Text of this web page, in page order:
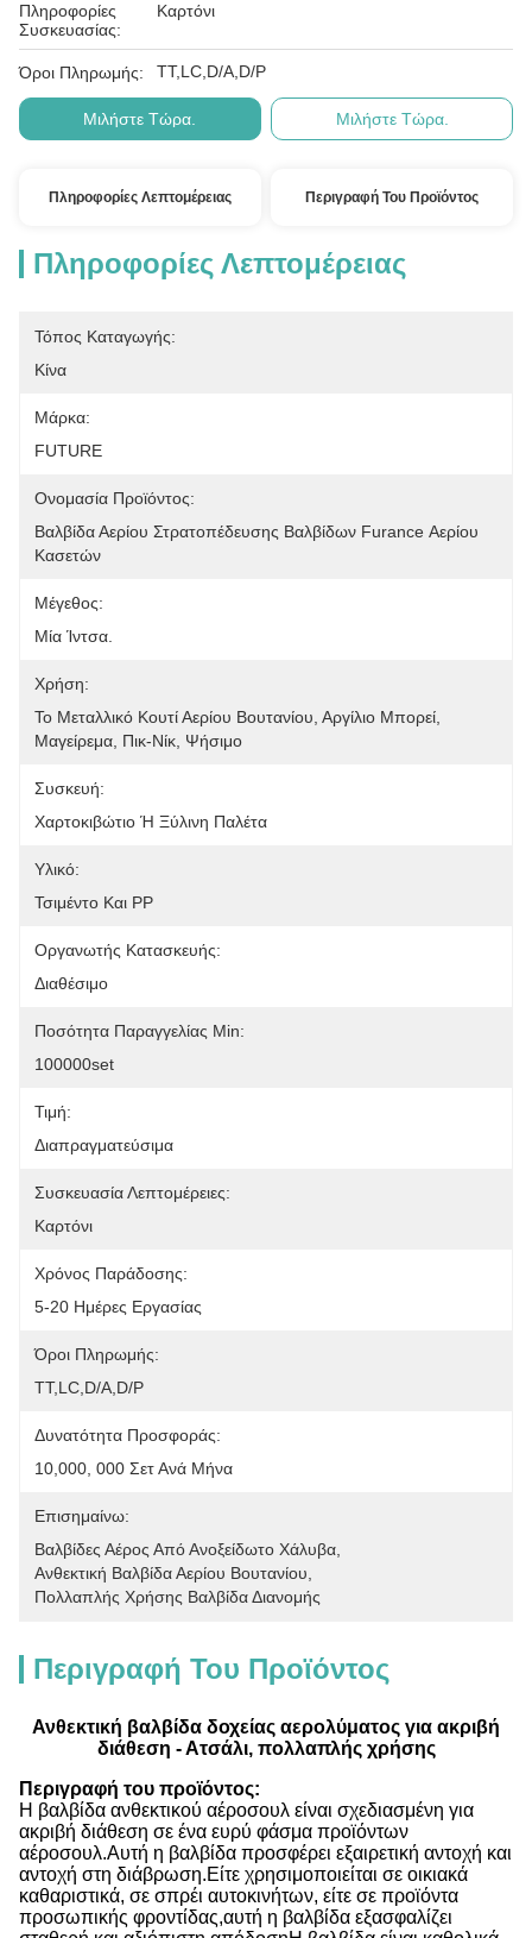
Πληροφορίες
Συσκευασίας:
Καρτόνι
Όροι Πληρωμής: ΤΤ,LC,D/A,D/P
Μιλήστε Τώρα. Μιλήστε Τώρα.
Πληροφορίες Λεπτομέρειας Περιγραφή Του Προϊόντος
Πληροφορίες Λεπτομέρειας
Τόπος Καταγωγής:
Κίνα
Μάρκα:
FUTURE
Ονομασία Προϊόντος:
Βαλβίδα Αερίου Στρατοπέδευσης Βαλβίδων Furance Αερίου
Κασετών
Μέγεθος:
Μία Ίντσα.
Χρήση:
Το Μεταλλικό Κουτί Αερίου Βουτανίου, Αργίλιο Μπορεί,
Μαγείρεμα, Πικ-Νίκ, Ψήσιμο
Συσκευή:
Χαρτοκιβώτιο Ή Ξύλινη Παλέτα
Υλικό:
Τσιμέντο Και PP
Οργανωτής Κατασκευής:
Διαθέσιμο
Ποσότητα Παραγγελίας Min:
100000set
Τιμή:
Διαπραγματεύσιμα
Συσκευασία Λεπτομέρειες:
Καρτόνι
Χρόνος Παράδοσης:
5-20 Ημέρες Εργασίας
Όροι Πληρωμής:
ΤΤ,LC,D/A,D/P
Δυνατότητα Προσφοράς:
10,000, 000 Σετ Ανά Μήνα
Επισημαίνω:
Βαλβίδες Αέρος Από Ανοξείδωτο Χάλυβα
Ανθεκτική Βαλβίδα Αερίου Βουτανίου
Πολλαπλής Χρήσης Βαλβίδα Διανομής
Περιγραφή Του Προϊόντος
Ανθεκτική βαλβίδα δοχείας αερολύματος για ακριβή
διάθεση - Ατσάλι, πολλαπλής χρήσης
Περιγραφή του προϊόντος:
Η βαλβίδα ανθεκτικού αέροσουλ είναι σχεδιασμένη για
ακριβή διάθεση σε ένα ευρύ φάσμα προϊόντων
αέροσουλ.Αυτή η βαλβίδα προσφέρει εξαιρετική αντοχή και
αντοχή στη διάβρωση.Είτε χρησιμοποιείται σε οικιακά
καθαριστικά, σε σπρέι αυτοκινήτων, είτε σε προϊόντα
προσωπικής φροντίδας,αυτή η βαλβίδα εξασφαλίζει